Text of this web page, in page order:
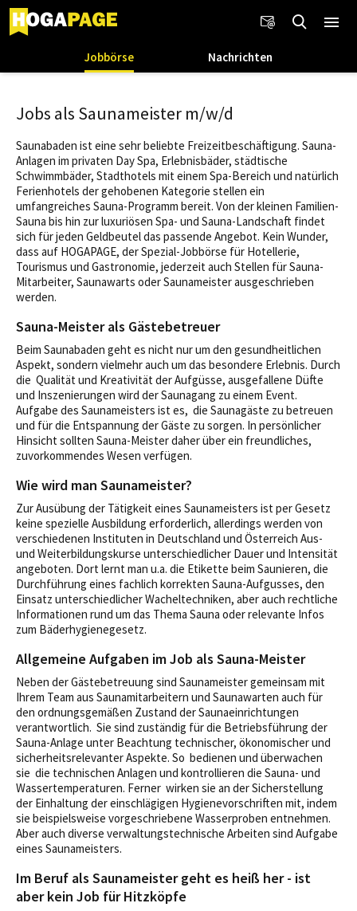
Jobbörse Nachrichten
Jobs als Saunameister m/w/d
Saunabaden ist eine sehr beliebte Freizeitbeschäftigung. Sauna-
Anlagen im privaten Day Spa, Erlebnisbäder, städtische
Schwimmbäder, Stadthotels mit einem Spa-Bereich und natürlich
Ferienhotels der gehobenen Kategorie stellen ein
umfangreiches Sauna-Programm bereit. Von der kleinen Familien-
Sauna bis hin zur luxuriösen Spa- und Sauna-Landschaft findet
sich für jeden Geldbeutel das passende Angebot. Kein Wunder,
dass auf HOGAPAGE, der Spezial-Jobbörse für Hotellerie,
Tourismus und Gastronomie, jederzeit auch Stellen für Sauna-
Mitarbeiter, Saunawarts oder Saunameister ausgeschrieben
werden.
Sauna-Meister als Gästebetreuer
Beim Saunabaden geht es nicht nur um den gesundheitlichen
Aspekt, sondern vielmehr auch um das besondere Erlebnis. Durch
die Qualität und Kreativität der Aufgüsse, ausgefallene Düfte
und Inszenierungen wird der Saunagang zu einem Event.
Aufgabe des Saunameisters ist es, die Saunagäste zu betreuen
und für die Entspannung der Gäste zu sorgen. In persönlicher
Hinsicht sollten Sauna-Meister daher über ein freundliches,
zuvorkommendes Wesen verfügen.
Wie wird man Saunameister?
Zur Ausübung der Tätigkeit eines Saunameisters ist per Gesetz
keine spezielle Ausbildung erforderlich, allerdings werden von
verschiedenen Instituten in Deutschland und Österreich Aus-
und Weiterbildungskurse unterschiedlicher Dauer und Intensität
angeboten. Dort lernt man u.a. die Etikette beim Saunieren, die
Durchführung eines fachlich korrekten Sauna-Aufgusses, den
Einsatz unterschiedlicher Wacheltechniken, aber auch rechtliche
Informationen rund um das Thema Sauna oder relevante Infos
zum Bäderhygienegesetz.
Allgemeine Aufgaben im Job als Sauna-Meister
Neben der Gästebetreuung sind Saunameister gemeinsam mit
Ihrem Team aus Saunamitarbeitern und Saunawarten auch für
den ordnungsgemäßen Zustand der Saunaeinrichtungen
verantwortlich. Sie sind zuständig für die Betriebsführung der
Sauna-Anlage unter Beachtung technischer, ökonomischer und
sicherheitsrelevanter Aspekte. So bedienen und überwachen
sie die technischen Anlagen und kontrollieren die Sauna- und
Wassertemperaturen. Ferner wirken sie an der Sicherstellung
der Einhaltung der einschlägigen Hygienevorschriften mit, indem
sie beispielsweise vorgeschriebene Wasserproben entnehmen.
Aber auch diverse verwaltungstechnische Arbeiten sind Aufgabe
eines Saunameisters.
Im Beruf als Saunameister geht es heiß her - ist
aber kein Job für Hitzköpfe